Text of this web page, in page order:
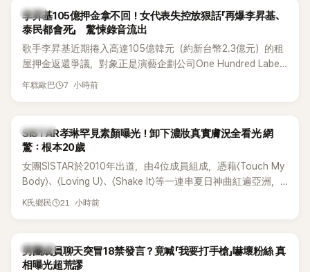
韓星
李昇基105億押金拿不回！女代表失控放狠話「再爆李昇基、
泰民都會死」 驚悚錄音流出
歌手李昇基近期捲入高達105億韓元（約新台幣2.3億元）的租
屋押金返還爭議，對象正是演藝企劃公司One Hundred Label
代表車佳媛(차가원)。如今事件再掀風波，YouTuber李鎮浩公開
年糕歐巴 7 小時前
K-POP
SISTAR孝琳罕見素顏曝光！卸下濃妝真實膚況全看光 網
驚：根本20歲
女團SISTAR於2010年出道，由4位成員組成，憑藉〈Touch My
Body〉、〈Loving U〉、〈Shake It〉等一連串夏日神曲紅遍亞洲，
獲封「夏日女王」。不過，團體在出道滿7年後宣布解散，成員各
不僅展現兩人多年不變的好交情，她幾乎素顏入鏡的真實模
樣，也意外掀起網友熱議。
K氏鄉民 21 小時前
K-POP
男團成員聊天突冒18禁發言？竟喊「我要打手槍」嚇壞粉絲 真
相曝光超荒謬